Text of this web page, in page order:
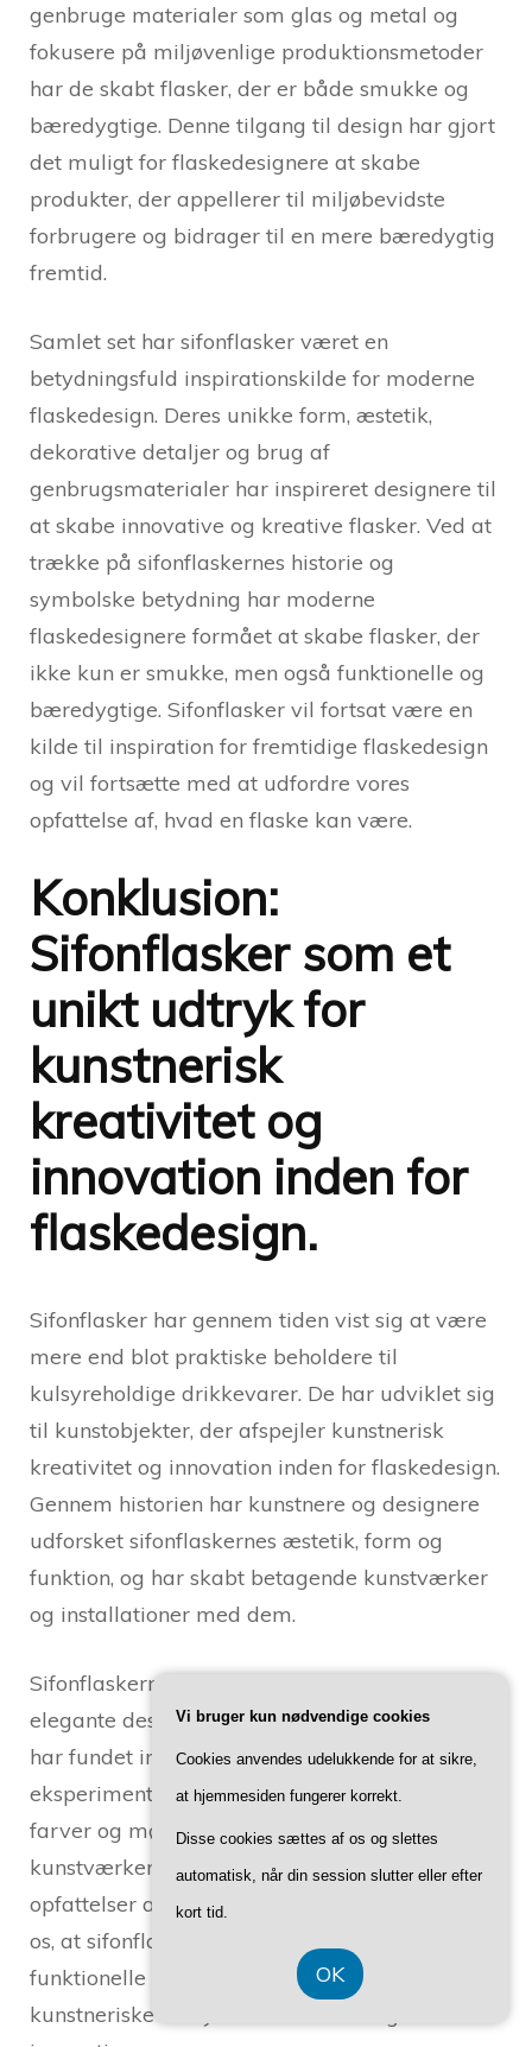
genbruge materialer som glas og metal og
fokusere på miljøvenlige produktionsmetoder
har de skabt flasker, der er både smukke og
bæredygtige. Denne tilgang til design har gjort
det muligt for flaskedesignere at skabe
produkter, der appellerer til miljøbevidste
forbrugere og bidrager til en mere bæredygtig
fremtid.
Samlet set har sifonflasker været en
betydningsfuld inspirationskilde for moderne
flaskedesign. Deres unikke form, æstetik,
dekorative detaljer og brug af
genbrugsmaterialer har inspireret designere til
at skabe innovative og kreative flasker. Ved at
trække på sifonflaskernes historie og
symbolske betydning har moderne
flaskedesignere formået at skabe flasker, der
ikke kun er smukke, men også funktionelle og
bæredygtige. Sifonflasker vil fortsat være en
kilde til inspiration for fremtidige flaskedesign
og vil fortsætte med at udfordre vores
opfattelse af, hvad en flaske kan være.
Konklusion:
Sifonflasker som et
unikt udtryk for
kunstnerisk
kreativitet og
innovation inden for
flaskedesign.
Sifonflasker har gennem tiden vist sig at være
mere end blot praktiske beholdere til
kulsyreholdige drikkevarer. De har udviklet sig
til kunstobjekter, der afspejler kunstnerisk
kreativitet og innovation inden for flaskedesign.
Gennem historien har kunstnere og designere
udforsket sifonflaskernes æstetik, form og
funktion, og har skabt betagende kunstværker
og installationer med dem.
Sifonflaskernes enkle, cylindriske form og
elegante design har tiltrukket kunstnere, der
har fundet inspiration i deres æstetik. Ved at
eksperimentere med forskellige materialer,
farver og mønstre har kunstnere skabt unikke
kunstværker, der udfordrer traditionelle
opfattelser af flaskedesign. Disse værker viser
os, at sifonflasker kan være mere end blot
funktionelle genstande – de kan være
kunstneriske udtryk for kreativitet og
Vi bruger kun nødvendige cookies
Cookies anvendes udelukkende for at sikre,
at hjemmesiden fungerer korrekt.
Disse cookies sættes af os og slettes
automatisk, når din session slutter eller efter
kort tid.
OK